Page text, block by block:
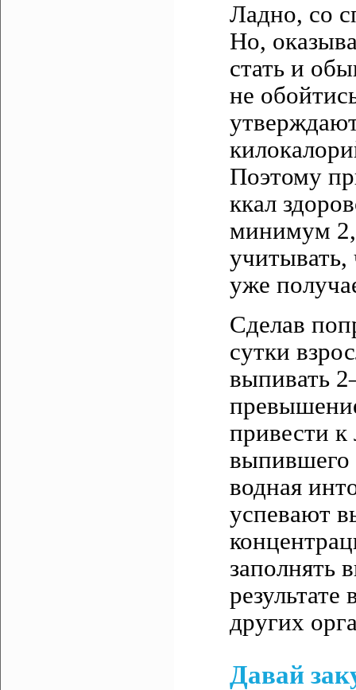
Ладно, со
Но,
стать и
не
Поэтому
ккал
минимум
учитывать,
уже
Сделав
сутки
выпивать
привести к
выпившего
водная
успевают
заполнять
других
Давай